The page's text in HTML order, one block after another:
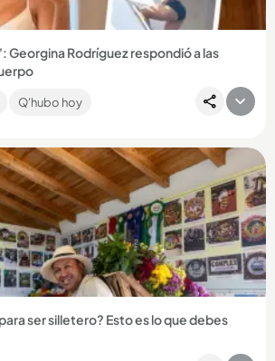
Georgina Rodríguez respondió a las
dijo la empresaria, y contó lo que le dijo su
respecto....
Q'hubo hoy
Compartir Noticia
ser silletero? Esto es lo que debes